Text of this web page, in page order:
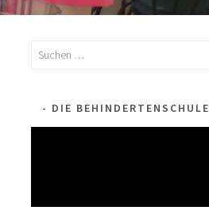
Suchen
DIE BEHINDERTENSCHULE